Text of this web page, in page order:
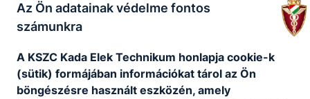
Eljárásrend a tanulók bántalmazási
eseteinek kivizsgálására és
kezelésére
Az Ön adatainak védelme fontos
számunkra
A KSZC Kada Elek Technikum honlapja cookie-k
(sütik) formájában információkat tárol az Ön
böngészésre használt eszközén, amely